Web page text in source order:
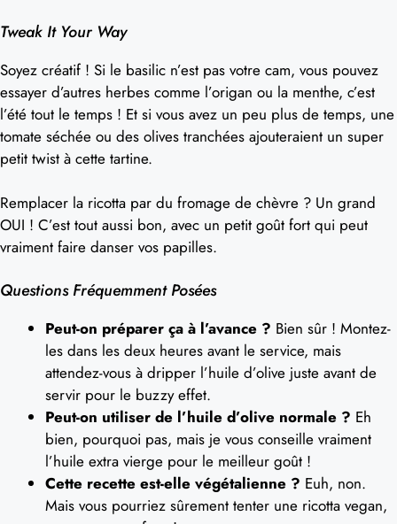
Tweak It Your Way
Soyez créatif ! Si le basilic n’est pas votre cam, vous pouvez
essayer d’autres herbes comme l’origan ou la menthe, c’est
l’été tout le temps ! Et si vous avez un peu plus de temps, une
tomate séchée ou des olives tranchées ajouteraient un super
petit twist à cette tartine.
Remplacer la ricotta par du fromage de chèvre ? Un grand
OUI ! C’est tout aussi bon, avec un petit goût fort qui peut
vraiment faire danser vos papilles.
Questions Fréquemment Posées
Peut-on préparer ça à l’avance ? Bien sûr ! Montez-
les dans les deux heures avant le service, mais
attendez-vous à dripper l’huile d’olive juste avant de
servir pour le buzzy effet.
Peut-on utiliser de l’huile d’olive normale ? Eh
bien, pourquoi pas, mais je vous conseille vraiment
l’huile extra vierge pour le meilleur goût !
Cette recette est-elle végétalienne ? Euh, non.
Mais vous pourriez sûrement tenter une ricotta vegan,